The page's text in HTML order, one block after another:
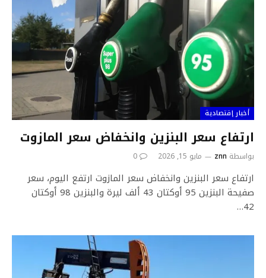
أخبار إقتصادية
ارتفاع سعر البنزين وانخفاض سعر المازوت
بواسطة znn مايو 15, 2026 0
ارتفاع سعر البنزين وانخفاض سعر المازوت ارتفع اليوم، سعر
صفيحة البنزين 95 أوكتان 43 ألف ليرة والبنزين 98 أوكتان
42…